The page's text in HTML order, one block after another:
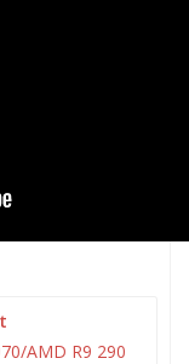
AMD R9 290